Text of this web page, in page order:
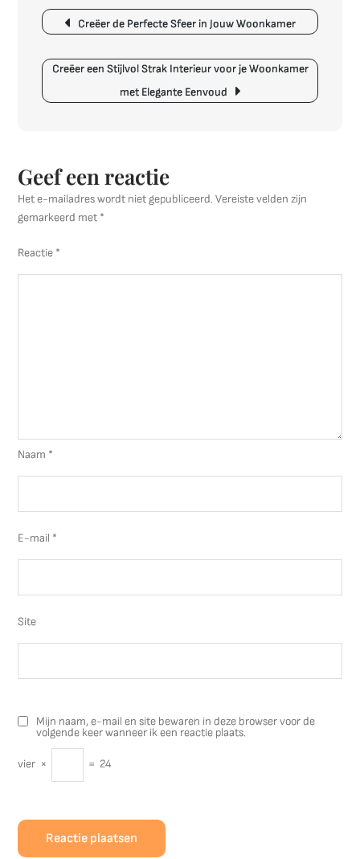
Optimaal
Inrichten
Jouw
Berichtnavigatie
Creëer de Perfecte Sfeer in Jouw Woonkamer
Creëer een Stijlvol Strak Interieur voor je Woonkamer
met Elegante Eenvoud
Geef een reactie
Het e-mailadres wordt niet gepubliceerd. Vereiste velden zijn
gemarkeerd met *
Reactie *
Naam *
E-mail *
Site
Mijn naam, e-mail en site bewaren in deze browser voor de
volgende keer wanneer ik een reactie plaats.
vier × = 24